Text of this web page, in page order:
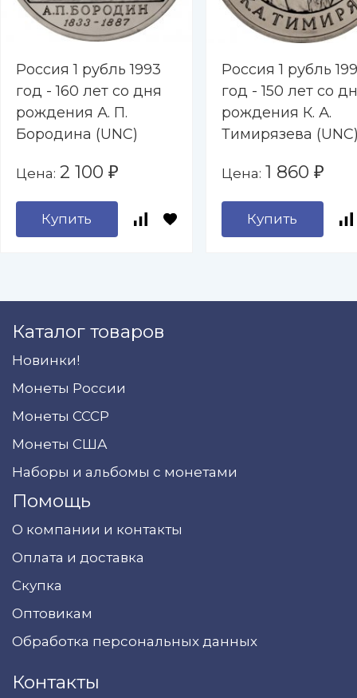
Россия 1 рубль 1993
год - 160 лет со дня
рождения А. П.
Бородина (UNC)
Цена: 2 100 ₽
Купить
Россия 1 рубль
год - 150 лет со
рождения К. А.
Тимирязева
Цена: 1 860 ₽
Купить
Каталог товаров
Новинки!
Монеты России
Монеты СССР
Монеты США
Наборы и альбомы с монетами
Помощь
О компании и контакты
Оплата и доставка
Скупка
Оптовикам
Обработка персональных данных
Контакты